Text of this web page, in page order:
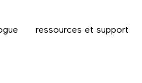
ressources et support